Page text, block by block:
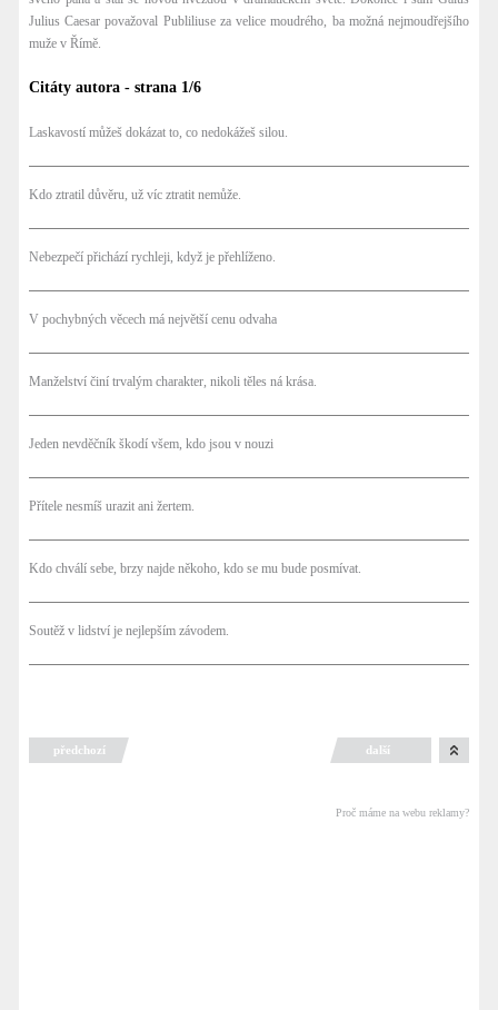
Julius Caesar považoval Publiliuse za velice moudrého, ba možná nejmoudřejšího
muže v Římě.
Citáty autora - strana 1/6
Laskavostí můžeš dokázat to, co nedokážeš silou.
Kdo ztratil důvěru, už víc ztratit nemůže.
Nebezpečí přichází rychleji, když je přehlíženo.
V pochybných věcech má největší cenu odvaha
Manželství činí trvalým charakter, nikoli těles ná krása.
Jeden nevděčník škodí všem, kdo jsou v nouzi
Přítele nesmíš urazit ani žertem.
Kdo chválí sebe, brzy najde někoho, kdo se mu bude posmívat.
Soutěž v lidství je nejlepším závodem.
předchozí další
Proč máme na webu reklamy?